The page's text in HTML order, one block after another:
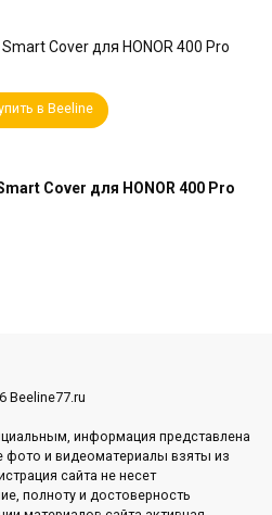
в Beeline
Cover для HONOR 400 Pro
Beeline77.ru
информация представлена
фото и видеоматериалы взяты из
сайта не несет
полноту и достоверность